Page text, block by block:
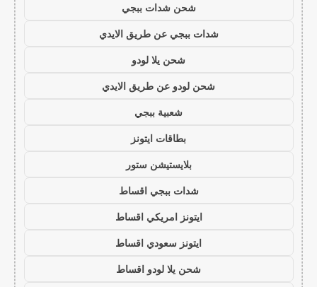
شحن شدات ببجي
شدات ببجي عن طريق الايدي
شحن يلا لودو
شحن لودو عن طريق الايدي
شعبية ببجي
بطاقات ايتونز
بلايستيشن ستور
شدات ببجي اقساط
ايتونز امريكي اقساط
ايتونز سعودي اقساط
شحن يلا لودو اقساط